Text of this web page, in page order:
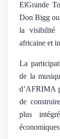
ElGrande
Don Bigg ou
la visibilité
africaine et
La
de la
d’AFRIMA
de
plus